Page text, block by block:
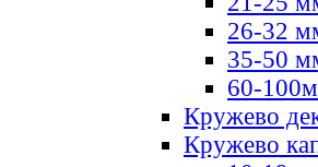
26-32
35-50
60-
Кружево
Кружево